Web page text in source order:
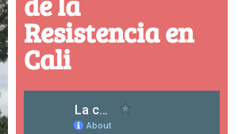
Resistencia en
Cali